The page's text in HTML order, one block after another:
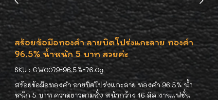
สร้อยข้อมือทองคำ ลายบิดโปร่งแกะลาย ทองคำ
96.5% น้ำหนัก 5 บาท สวยค่ะ
SKU : GW0079-96.5%-76.0g
สร้อยข้อมือทองคำ ลายบิดโปร่งแกะลาย ทองคำ 96.5% น้ำ
หนัก 5 บาท ความยาวตามสั่ง หน้ากว้าง 16 มิล งานแฟชั่น